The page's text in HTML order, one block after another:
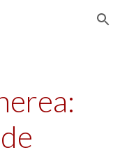
Skip to navigation